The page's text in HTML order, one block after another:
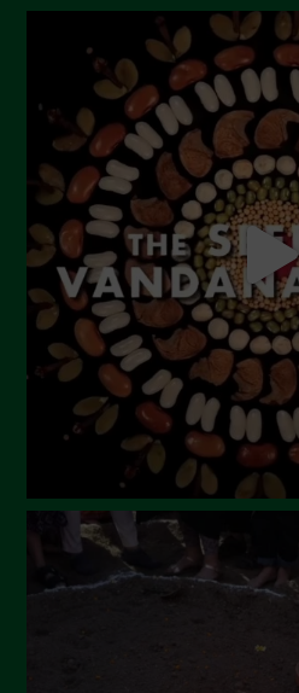
Ottobre 2023
Settembre 2023
Agosto 2023
Luglio 2023
Giugno 2023
Maggio 2023
Aprile 2023
Marzo 2023
Febbraio 2023
Dicembre 2022
Novembre 2022
Ottobre 2022
Settembre 2022